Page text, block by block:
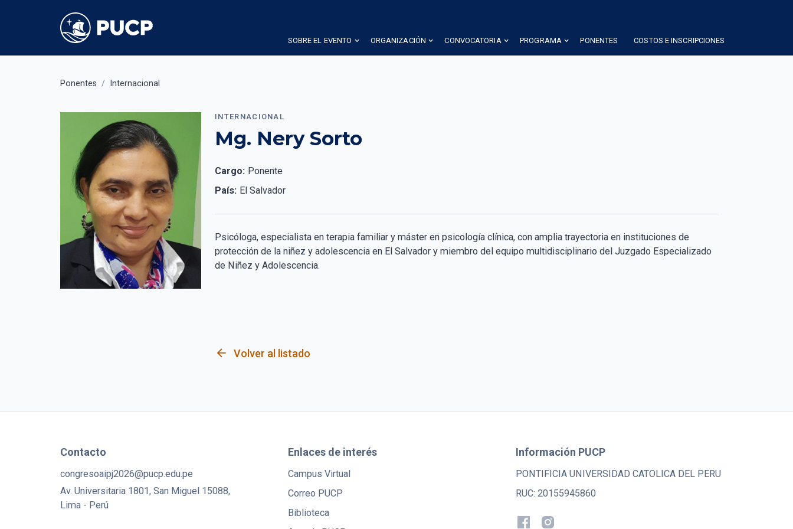
SOBRE EL EVENTO ORGANIZACIÓN CONVOCATORIA PROGRAMA PONENTES COSTOS E INSCRIPCIONES
Ponentes / Internacional
INTERNACIONAL
Mg. Nery Sorto
Cargo: Ponente
País: El Salvador
Psicóloga, especialista en terapia familiar y máster en psicología clínica, con amplia trayectoria en instituciones de
protección de la niñez y adolescencia en El Salvador y miembro del equipo multidisciplinario del Juzgado Especializado
de Niñez y Adolescencia.
arrow_back Volver al listado
Contacto
congresoaipj2026@pucp.edu.pe
Av. Universitaria 1801, San Miguel 15088,
Lima - Perú
Enlaces de interés
Campus Virtual
Correo PUCP
Biblioteca
Información PUCP
PONTIFICIA UNIVERSIDAD CATOLICA DEL PERU
RUC: 20155945860